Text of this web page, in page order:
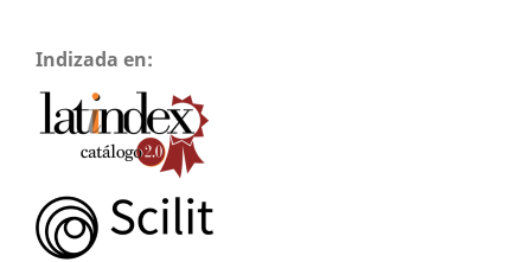
Indizada en: